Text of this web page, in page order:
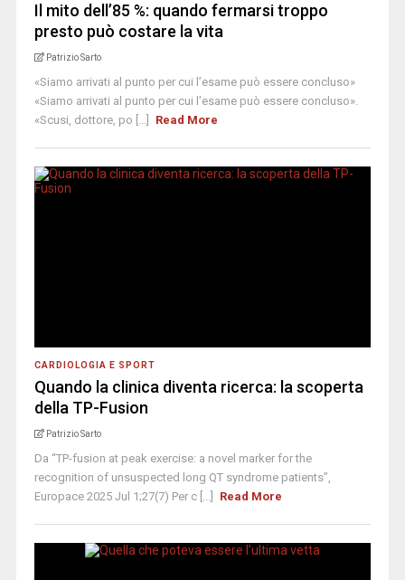
Il mito dell’85 %: quando fermarsi troppo
presto può costare la vita
Patrizio Sarto
«Siamo arrivati al punto per cui l’esame può essere concluso»
«Siamo arrivati al punto per cui l’esame può essere concluso».
«Scusi, dottore, po [...]
Read More
CARDIOLOGIA E SPORT
Quando la clinica diventa ricerca: la scoperta
della TP-Fusion
Patrizio Sarto
Da “TP-fusion at peak exercise: a novel marker for the
recognition of unsuspected long QT syndrome patients”,
Europace 2025 Jul 1;27(7) Per c [...]
Read More